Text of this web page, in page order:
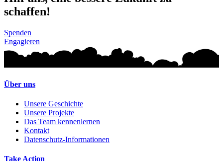
schaffen!
Spenden
Engagieren
Über uns
Unsere Geschichte
Unsere Projekte
Das Team kennenlernen
Kontakt
Datenschutz-Informationen
Take Action